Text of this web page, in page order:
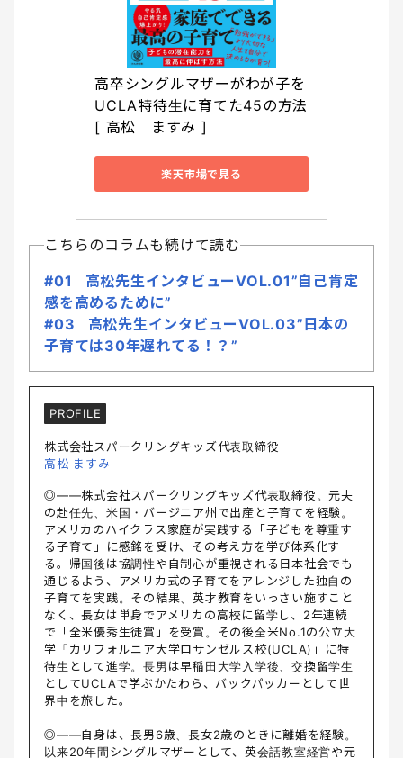
高卒シングルマザーがわが子を
UCLA特待生に育てた45の方法
[ 高松　ますみ ]
楽天市場で見る
こちらのコラムも続けて読む
#01 高松先生インタビューVOL.01”自己肯定
感を高めるために”
#03 高松先生インタビューVOL.03”日本の
子育ては30年遅れてる！？”
PROFILE
株式会社スパークリングキッズ代表取締役
高松 ますみ
◎――株式会社スパークリングキッズ代表取締役。元夫
の赴任先、米国・バージニア州で出産と子育てを経験。
アメリカのハイクラス家庭が実践する「子どもを尊重す
る子育て」に感銘を受け、その考え方を学び体系化す
る。帰国後は協調性や自制心が重視される日本社会でも
通じるよう、アメリカ式の子育てをアレンジした独自の
子育てを実践。その結果、英才教育をいっさい施すこと
なく、長女は単身でアメリカの高校に留学し、2年連続
で「全米優秀生徒賞」を受賞。その後全米No.1の公立大
学「カリフォルニア大学ロサンゼルス校(UCLA)」に特
待生として進学。長男は早稲田大学入学後、交換留学生
としてUCLAで学ぶかたわら、バックパッカーとして世
界中を旅した。
◎――自身は、長男6歳、長女2歳のときに離婚を経験。
以来20年間シングルマザーとして、英会話教室経営や元